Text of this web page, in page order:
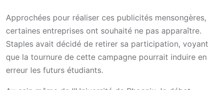
Approchées pour réaliser ces publicités mensongères,
certaines entreprises ont souhaité ne pas apparaître.
Staples avait décidé de retirer sa participation, voyant
que la tournure de cette campagne pourrait induire en
erreur les futurs étudiants.